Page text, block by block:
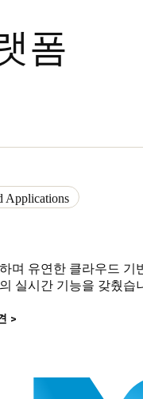
폼
Applications
며 유연한 클라우드 기
실시간 기능을 갖췄습